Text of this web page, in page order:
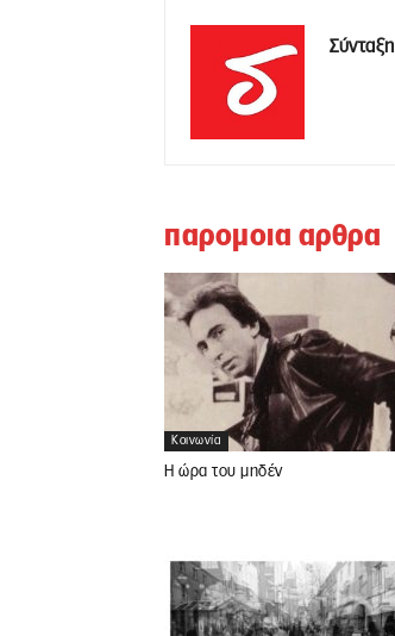
Σύνταξη
παρομοια αρθρα
Κοινωνία
Η ώρα του μηδέν